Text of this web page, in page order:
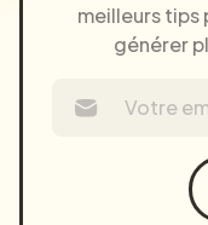
meilleurs tips
générer